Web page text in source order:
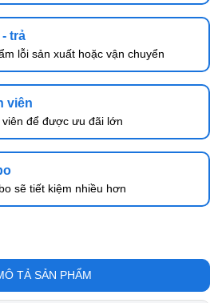
trả
lỗi sản xuất hoặc vận chuyển
viên
để được ưu đãi lớn
sẽ tiết kiệm nhiều hơn
TẢ SẢN PHẨM